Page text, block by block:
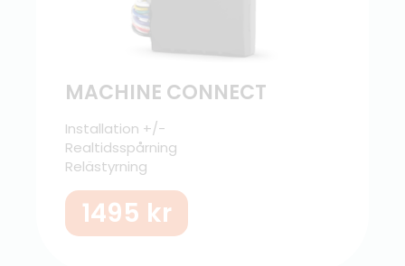
MACHINE CONNECT
Installation +/-
Realtidsspårning
Relästyrning
1495 kr